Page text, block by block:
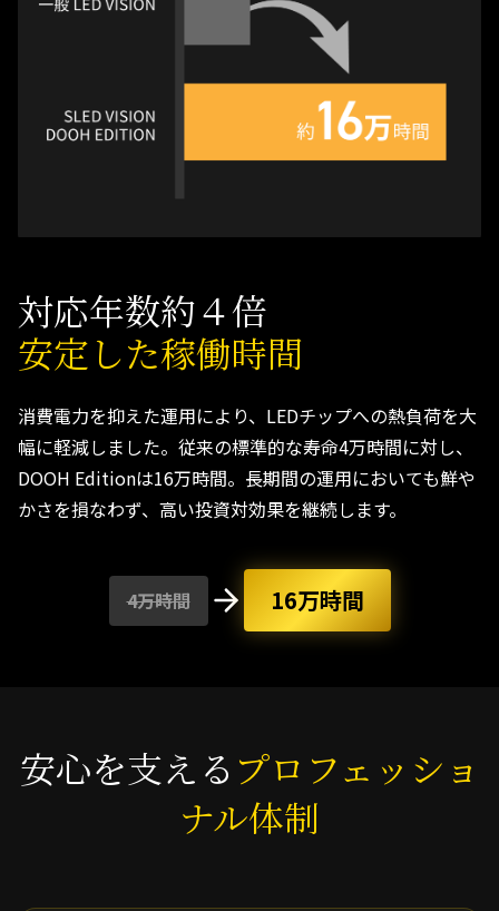
対応年数約４倍
安定した稼働時間
消費電力を抑えた運用により、LEDチップへの熱負荷を大
幅に軽減しました。従来の標準的な寿命4万時間に対し、
DOOH Editionは16万時間。長期間の運用においても鮮や
かさを損なわず、高い投資対効果を継続します。
4万時間 16万時間
安心を支える プロフェッショ
ナル体制